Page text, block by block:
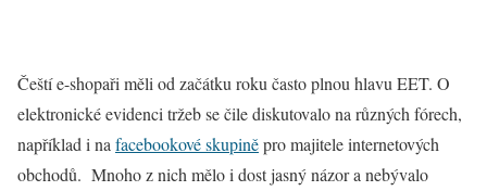
Čeští e-shopaři měli od začátku roku často plnou hlavu EET. O
elektronické evidenci tržeb se čile diskutovalo na různých fórech,
například i na facebookové skupiněpro majitele internetových
obchodů. Mnoho z nich mělo i dost jasný názor a nebývalo